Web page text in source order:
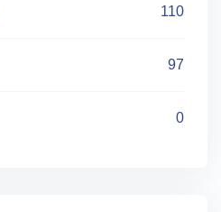
110
97
0